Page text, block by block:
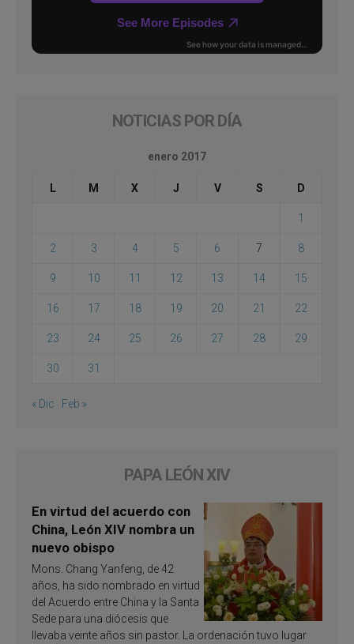
NOTICIAS POR DÍA
enero 2017
L M X J V S D
1
2 3 4 5 6 7 8
9 10 11 12 13 14 15
16 17 18 19 20 21 22
23 24 25 26 27 28 29
30 31
« Dic Feb »
PAPA LEÓN XIV
En virtud del acuerdo con
China, León XIV nombra un
nuevo obispo
Mons. Chang Yanfeng, de 42
años, ha sido nombrado en virtud
del Acuerdo entre China y la Santa
Sede para una diócesis que
llevaba veinte años sin pastor. La ordenación tuvo lugar